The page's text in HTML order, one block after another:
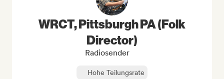
WRCT, Pittsburgh PA (Folk
Director)
Radiosender
Hohe Teilungsrate